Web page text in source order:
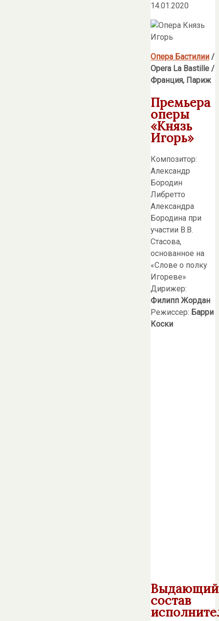
14.01.2020
Опера Бастилии /
Opera La Bastille /
Франция, Париж
Премьера
оперы
«Князь
Игорь»
Композитор:
Александр
Бородин
Либретто
Александра
Бородина при
участии В.В.
Стасова,
основанное на
«Слове о полку
Игореве»
Дирижер:
Филипп Жордан
Режиссер: Барри
Коски
состав